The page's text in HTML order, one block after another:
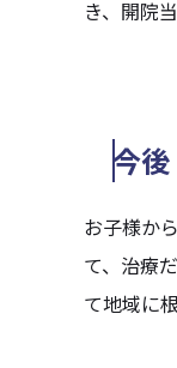
き、開院
今後
お子様か
て、治療
て地域に